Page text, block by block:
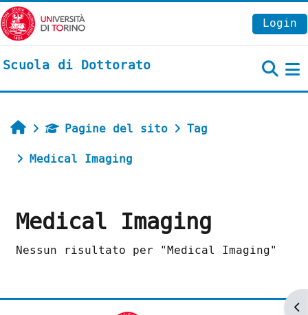
Vai al contenuto principale
Login
Scuola di Dottorato
HomePagine del sito
Tag
Medical Imaging
Medical Imaging
Nessun risultato per "Medical Imaging"